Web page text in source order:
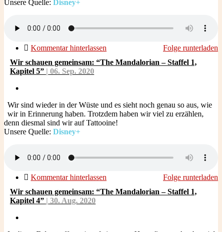
Unsere Quelle: Disney+
Folge runterladen
Kommentar hinterlassen
Wir schauen gemeinsam: “The Mandalorian – Staffel 1,
Kapitel 5” | 06. Sep. 2020
Wir sind wieder in der Wüste und es sieht noch genau so aus, wie
wir in Erinnerung haben. Trotzdem haben wir viel zu erzählen,
denn diesmal sind wir auf Tattooine!
Unsere Quelle: Disney+
Folge runterladen
Kommentar hinterlassen
Wir schauen gemeinsam: “The Mandalorian – Staffel 1,
Kapitel 4” | 30. Aug. 2020